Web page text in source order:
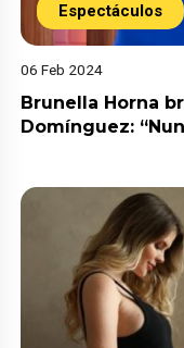
Espectáculos
06 Feb 2024
Brunella Horna
Domínguez: